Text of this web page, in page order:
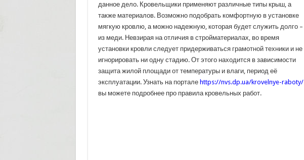
данное дело. Кровельщики применяют различные типы крыш, а
также материалов. Возможно подобрать комфортную в установке
мягкую кровлю, а можно надежную, которая будет служить долго –
из меди. Невзирая на отличия в стройматериалах, во время
установки кровли следует придерживаться грамотной техники и не
игнорировать ни одну стадию. От этого находится в зависимости
защита жилой площади от температуры и влаги, период её
эксплуатации. Узнать на портале https://nvs.dp.ua/krovelnye-raboty/
вы можете подробнее про правила кровельных работ.